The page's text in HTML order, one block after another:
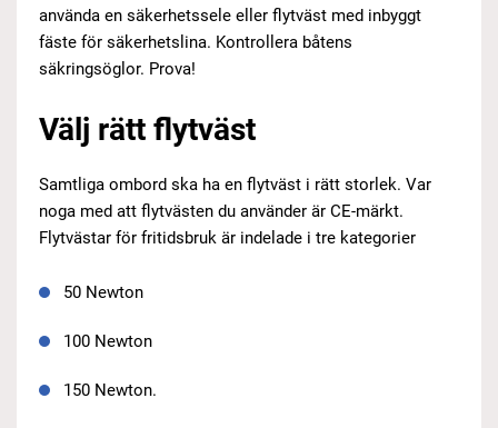
använda en säkerhetssele eller flytväst med inbyggt
fäste för säkerhetslina. Kontrollera båtens
säkringsöglor. Prova!
Välj rätt flytväst
Samtliga ombord ska ha en flytväst i rätt storlek. Var
noga med att flytvästen du använder är CE-märkt.
Flytvästar för fritidsbruk är indelade i tre kategorier
50 Newton
100 Newton
150 Newton.